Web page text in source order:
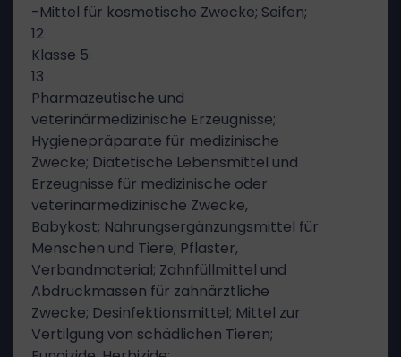
-Mittel für kosmetische Zwecke; Seifen;
12
Klasse 5:
13
Pharmazeutische und
veterinärmedizinische Erzeugnisse;
Hygienepräparate für medizinische
Zwecke; Diätetische Lebensmittel und
Erzeugnisse für medizinische oder
veterinärmedizinische Zwecke,
Babykost; Nahrungsergänzungsmittel für
Menschen und Tiere; Pflaster,
Verbandmaterial; Zahnfüllmittel und
Abdruckmassen für zahnärztliche
Zwecke; Desinfektionsmittel; Mittel zur
Vertilgung von schädlichen Tieren;